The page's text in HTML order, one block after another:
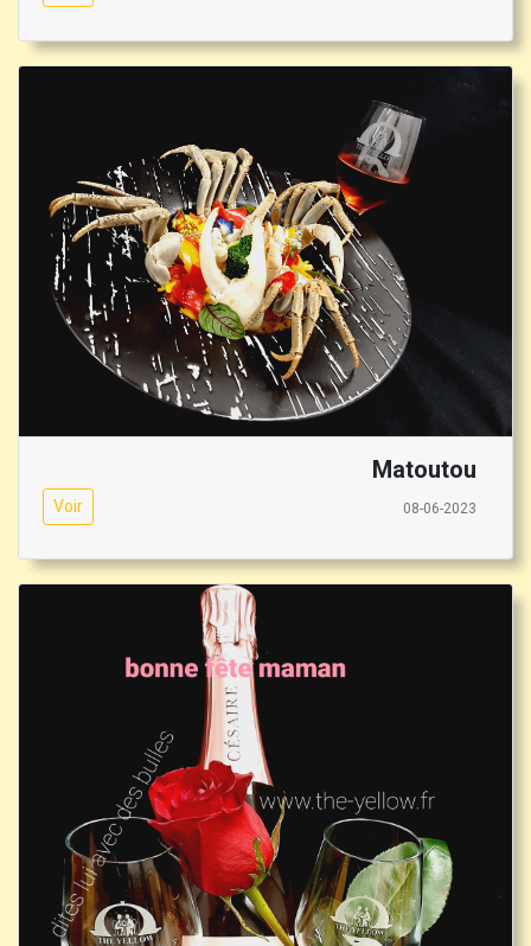
Matoutou
Voir 08-06-2023